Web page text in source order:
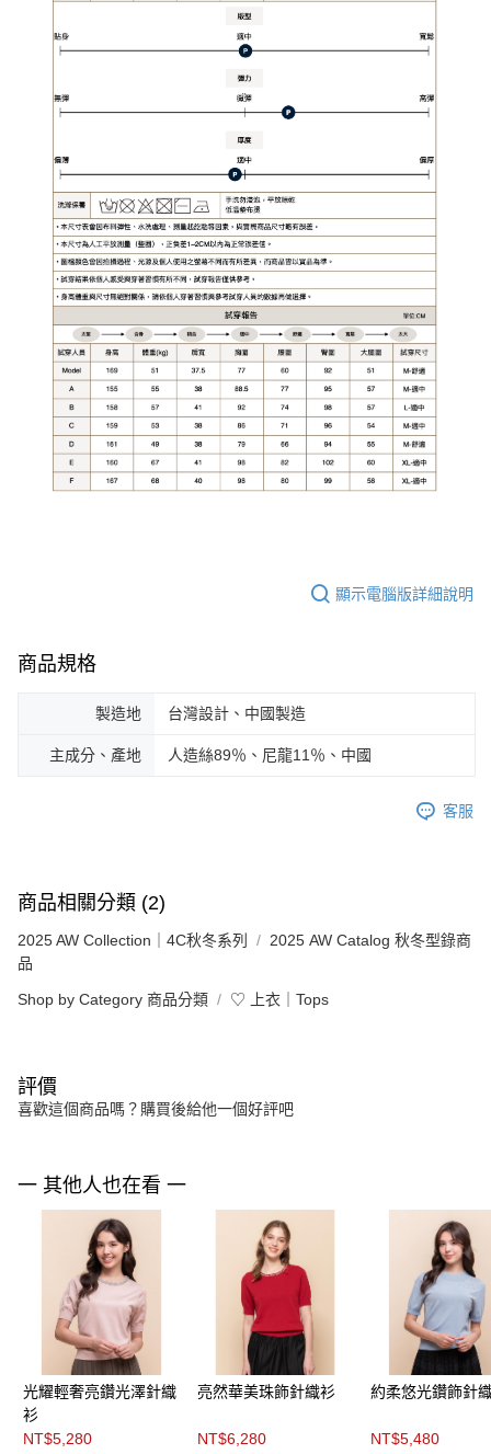
顯示電腦版詳細說明
商品規格
製造地 台灣設計、中國製造
主成分、產地 人造絲89％、尼龍11％、中國
客服
商品相關分類 (2)
2025 AW Collection｜4C秋冬系列
2025 AW Catalog 秋冬型錄商
品
Shop by Category 商品分類 ♡ 上衣｜Tops
評價
喜歡這個商品嗎？購買後給他一個好評吧
一 其他人也在看 一
光耀輕奢亮鑽光澤針織
衫
NT$5,280
亮然華美珠飾針織衫
NT$6,280
約柔悠光鑽飾針
NT$5,480